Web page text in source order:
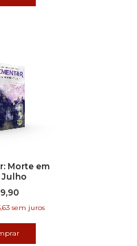
Morte em
Julho
sem juros